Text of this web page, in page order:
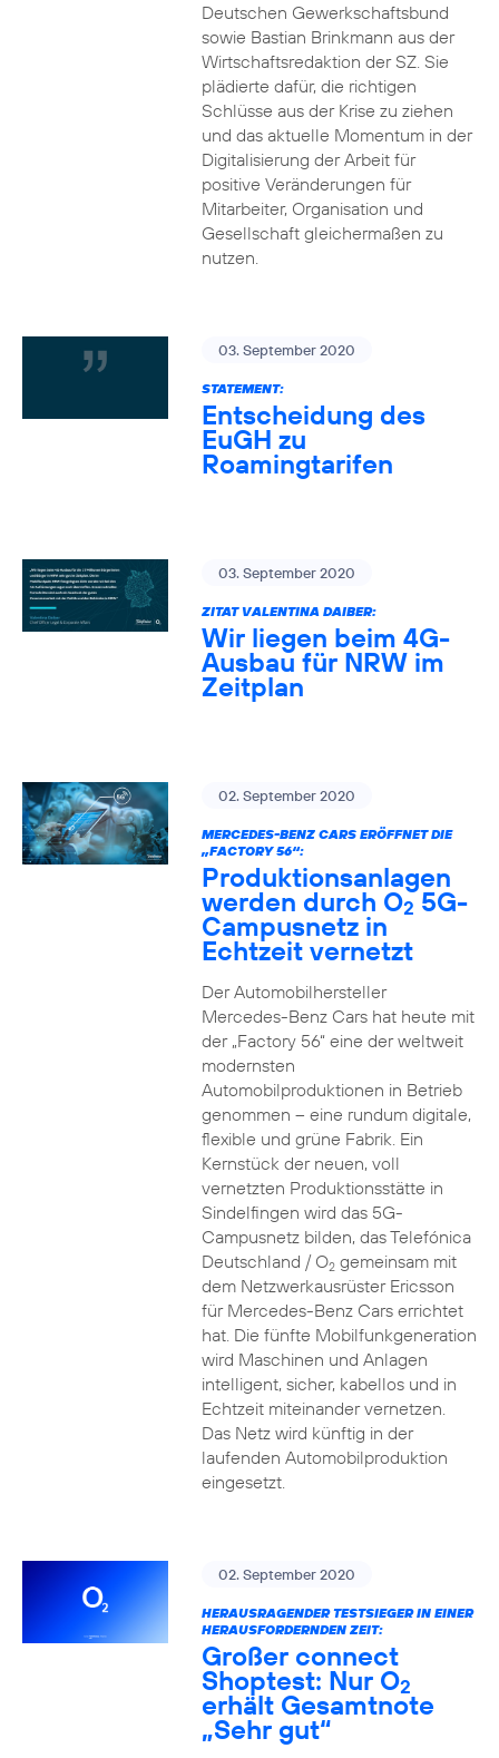
Deutschen Gewerkschaftsbund
sowie Bastian Brinkmann aus der
Wirtschaftsredaktion der SZ. Sie
plädierte dafür, die richtigen
Schlüsse aus der Krise zu ziehen
und das aktuelle Momentum in der
Digitalisierung der Arbeit für
positive Veränderungen für
Mitarbeiter, Organisation und
Gesellschaft gleichermaßen zu
nutzen.
03. September 2020
STATEMENT:
Entscheidung des
EuGH zu
Roamingtarifen
03. September 2020
ZITAT VALENTINA DAIBER:
Wir liegen beim 4G-
Ausbau für NRW im
Zeitplan
02. September 2020
MERCEDES-BENZ CARS ERÖFFNET DIE
„FACTORY 56“:
Produktionsanlagen
werden durch O25G-
Campusnetz in
Echtzeit vernetzt
Der Automobilhersteller
Mercedes-Benz Cars hat heute mit
der „Factory 56“ eine der weltweit
modernsten
Automobilproduktionen in Betrieb
genommen – eine rundum digitale,
flexible und grüne Fabrik. Ein
Kernstück der neuen, voll
vernetzten Produktionsstätte in
Sindelfingen wird das 5G-
Campusnetz bilden, das Telefónica
Deutschland / O2gemeinsam mit
dem Netzwerkausrüster Ericsson
für Mercedes-Benz Cars errichtet
hat. Die fünfte Mobilfunkgeneration
wird Maschinen und Anlagen
intelligent, sicher, kabellos und in
Echtzeit miteinander vernetzen.
Das Netz wird künftig in der
laufenden Automobilproduktion
eingesetzt.
02. September 2020
HERAUSRAGENDER TESTSIEGER IN EINER
HERAUSFORDERNDEN ZEIT:
Großer connect
Shoptest: Nur O2
erhält Gesamtnote
„Sehr gut“